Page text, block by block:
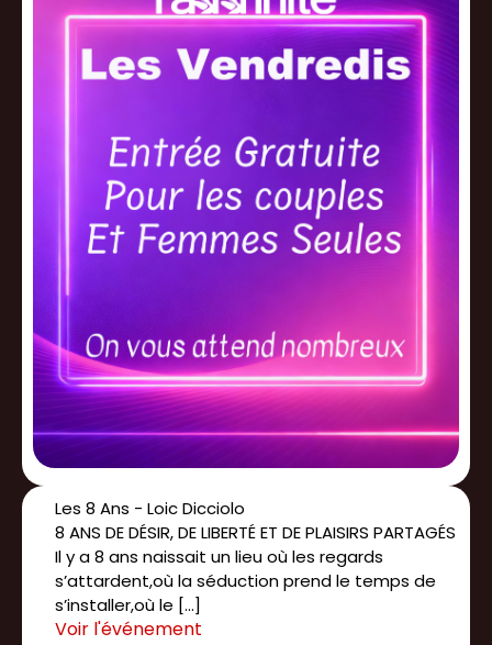
Les 8 Ans - Loic Dicciolo
8 ANS DE DÉSIR, DE LIBERTÉ ET DE PLAISIRS PARTAGÉS
Il y a 8 ans naissait un lieu où les regards
s’attardent,où la séduction prend le temps de
s’installer,où le […]